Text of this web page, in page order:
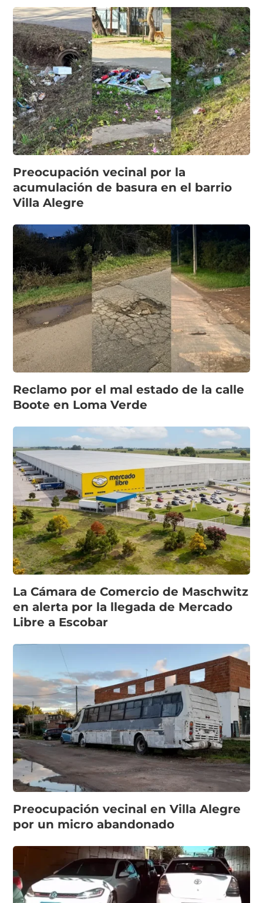
Preocupación vecinal por la
acumulación de basura en el barrio
Villa Alegre
Reclamo por el mal estado de la calle
Boote en Loma Verde
La Cámara de Comercio de Maschwitz
en alerta por la llegada de Mercado
Libre a Escobar
Preocupación vecinal en Villa Alegre
por un micro abandonado